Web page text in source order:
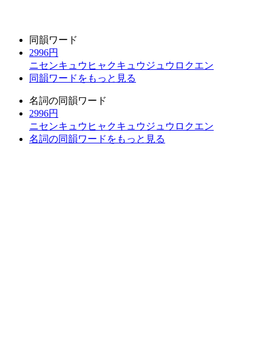
同韻ワード
2996円
ニセンキュウヒャクキュウジュウロクエン
同韻ワードをもっと見る
名詞の同韻ワード
2996円
ニセンキュウヒャクキュウジュウロクエン
名詞の同韻ワードをもっと見る